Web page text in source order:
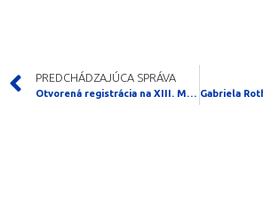
PREDCHÁDZAJÚCA SPRÁVA
Otvorená registrácia na XIII. Medzinárodný hudobný festival „Ruská pieseň nad Dunajom“